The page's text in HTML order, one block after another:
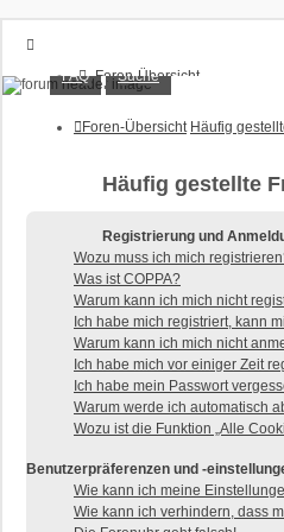
Foren-Übersicht
FAQ
Unbeantwortete Themen
XT1200Z-
FAQ Suche
Foren-Übersicht Häufig
Häufig gestellte
Registrierung und
Wozu muss ich mich
Was ist COPPA?
Warum kann ich mich nicht
Ich habe mich registriert, kann
Warum kann ich mich nicht
Ich habe mich vor einiger Zeit
Ich habe mein Passwort
Warum werde ich automatisch
Wozu ist die Funktion „Alle
Benutzerpräferenzen und -
Wie kann ich meine
Wie kann ich verhindern, dass